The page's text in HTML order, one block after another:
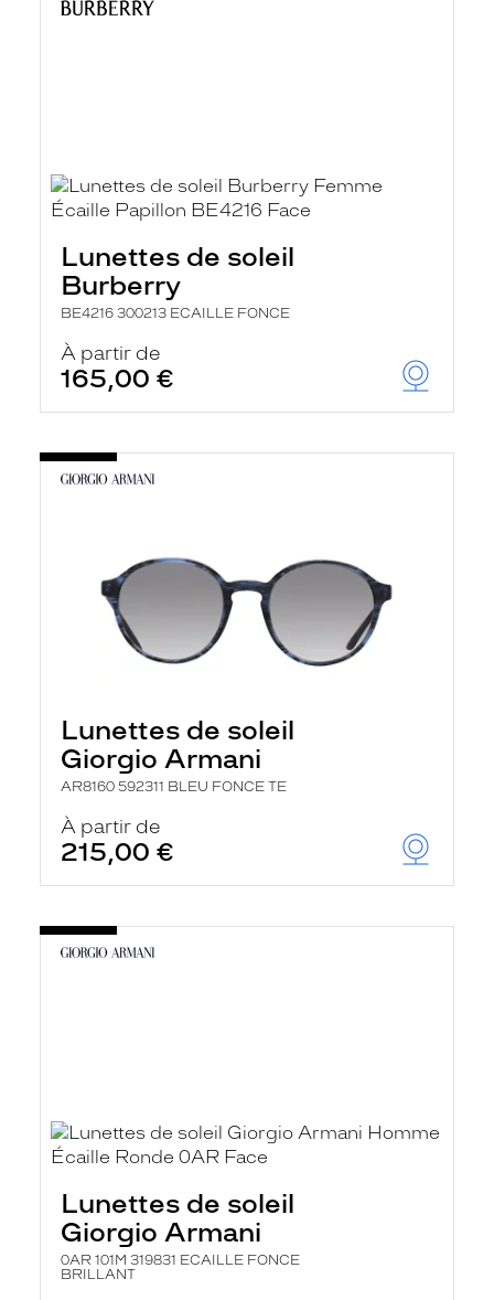
Lunettes de soleil
Burberry
BE4216 300213 ECAILLE FONCE
À partir de
165,00 €
Lunettes de soleil
Giorgio Armani
AR8160 592311 BLEU FONCE TE
À partir de
215,00 €
Lunettes de soleil
Giorgio Armani
0AR 101M 319831 ECAILLE FONCE
BRILLANT